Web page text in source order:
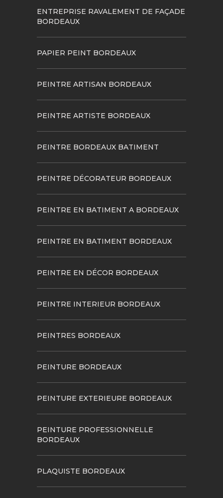
ENTREPRISE RAVALEMENT DE FAÇADE
BORDEAUX
PAPIER PEINT BORDEAUX
PEINTRE ARTISAN BORDEAUX
PEINTRE ARTISTE BORDEAUX
PEINTRE BORDEAUX BATIMENT
PEINTRE DÉCORATEUR BORDEAUX
PEINTRE EN BATIMENT A BORDEAUX
PEINTRE EN BATIMENT BORDEAUX
PEINTRE EN DÉCOR BORDEAUX
PEINTRE INTERIEUR BORDEAUX
PEINTRES BORDEAUX
PEINTURE BORDEAUX
PEINTURE EXTERIEURE BORDEAUX
PEINTURE PROFESSIONNELLE
BORDEAUX
PLAQUISTE BORDEAUX